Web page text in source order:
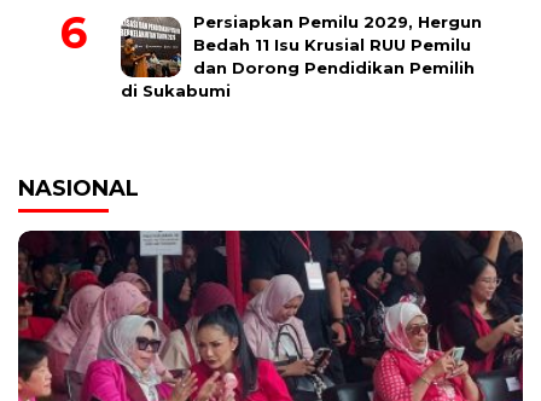
Persiapkan Pemilu 2029, Hergun
Bedah 11 Isu Krusial RUU Pemilu
dan Dorong Pendidikan Pemilih
di Sukabumi
NASIONAL